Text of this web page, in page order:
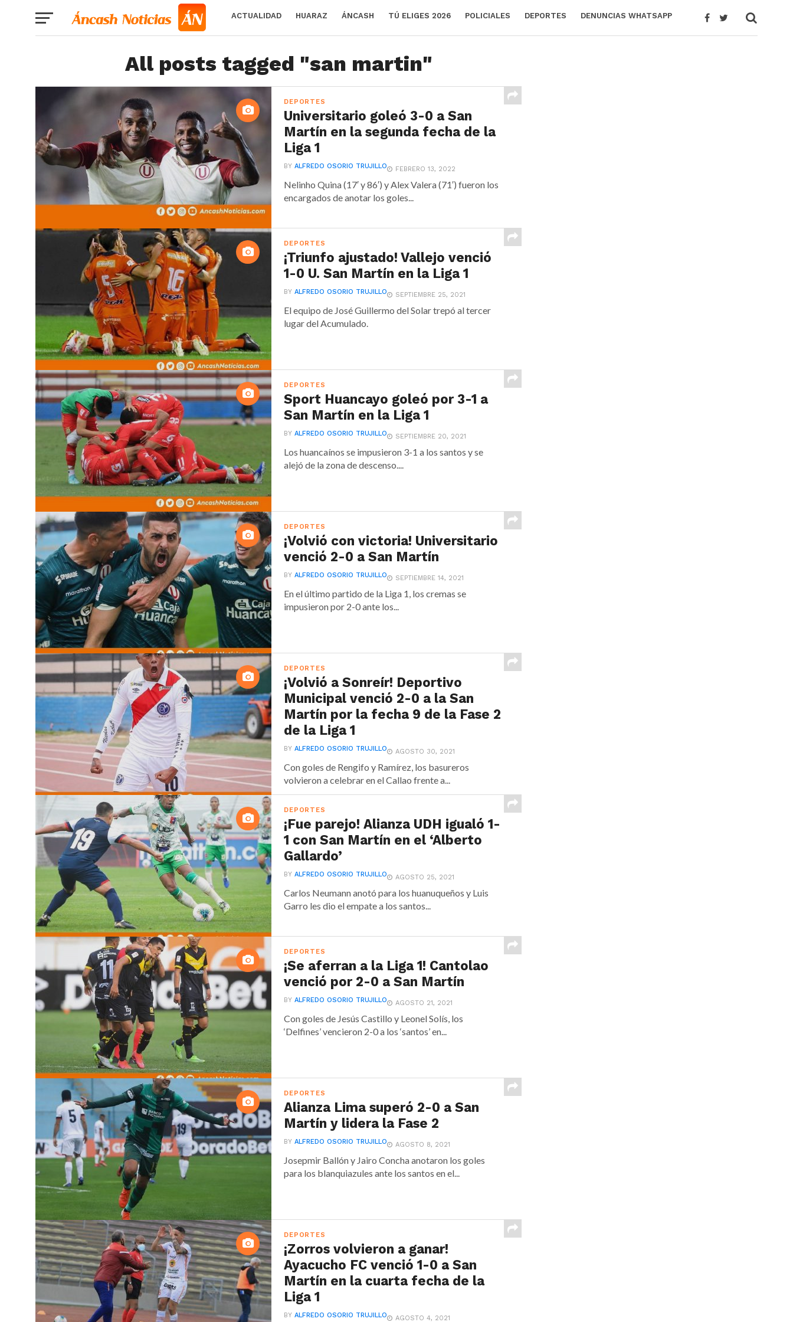
ACTUALIDAD HUARAZ ÁNCASH TÚ ELIGES 2026 POLICIALES DEPORTES DENUNCIAS WHATSAPP
All posts tagged "san martin"
DEPORTES
Universitario goleó 3-0 a San
Martín en la segunda fecha de la
Liga 1
BYALFREDO OSORIO TRUJILLO FEBRERO 13, 2022
Nelinho Quina (17′ y 86′) y Alex Valera (71′) fueron los
encargados de anotar los goles...
DEPORTES
¡Triunfo ajustado! Vallejo venció
1-0 U. San Martín en la Liga 1
BYALFREDO OSORIO TRUJILLO SEPTIEMBRE 25, 2021
El equipo de José Guillermo del Solar trepó al tercer
lugar del Acumulado.
DEPORTES
Sport Huancayo goleó por 3-1 a
San Martín en la Liga 1
BYALFREDO OSORIO TRUJILLO SEPTIEMBRE 20, 2021
Los huancaínos se impusieron 3-1 a los santos y se
alejó de la zona de descenso....
DEPORTES
¡Volvió con victoria! Universitario
venció 2-0 a San Martín
BYALFREDO OSORIO TRUJILLO SEPTIEMBRE 14, 2021
En el último partido de la Liga 1, los cremas se
impusieron por 2-0 ante los...
DEPORTES
¡Volvió a Sonreír! Deportivo
Municipal venció 2-0 a la San
Martín por la fecha 9 de la Fase 2
de la Liga 1
BYALFREDO OSORIO TRUJILLO AGOSTO 30, 2021
Con goles de Rengifo y Ramírez, los basureros
volvieron a celebrar en el Callao frente a...
DEPORTES
¡Fue parejo! Alianza UDH igualó 1-
1 con San Martín en el ‘Alberto
Gallardo’
BYALFREDO OSORIO TRUJILLO AGOSTO 25, 2021
Carlos Neumann anotó para los huanuqueños y Luis
Garro les dio el empate a los santos...
DEPORTES
¡Se aferran a la Liga 1! Cantolao
venció por 2-0 a San Martín
BYALFREDO OSORIO TRUJILLO AGOSTO 21, 2021
Con goles de Jesús Castillo y Leonel Solís, los
‘Delfines’ vencieron 2-0 a los ‘santos’ en...
DEPORTES
Alianza Lima superó 2-0 a San
Martín y lidera la Fase 2
BYALFREDO OSORIO TRUJILLO AGOSTO 8, 2021
Josepmir Ballón y Jairo Concha anotaron los goles
para los blanquiazules ante los santos en el...
DEPORTES
¡Zorros volvieron a ganar!
Ayacucho FC venció 1-0 a San
Martín en la cuarta fecha de la
Liga 1
BYALFREDO OSORIO TRUJILLO AGOSTO 4, 2021